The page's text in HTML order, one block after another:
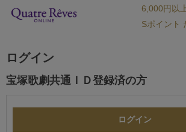
6,000円以
Sポイント
ログイン
宝塚歌劇共通ＩＤ登録済の方